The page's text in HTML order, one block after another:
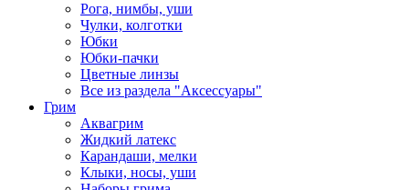
Рога, нимбы, уши
Чулки, колготки
Юбки
Юбки-пачки
Цветные линзы
Все из раздела "Аксессуары"
Грим
Аквагрим
Жидкий латекс
Карандаши, мелки
Клыки, носы, уши